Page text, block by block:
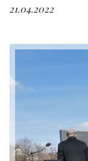
21.04.2022